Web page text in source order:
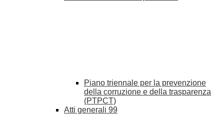
Piano triennale per la prevenzione
della corruzione e della trasparenza
(PTPCT)
Atti generali 99